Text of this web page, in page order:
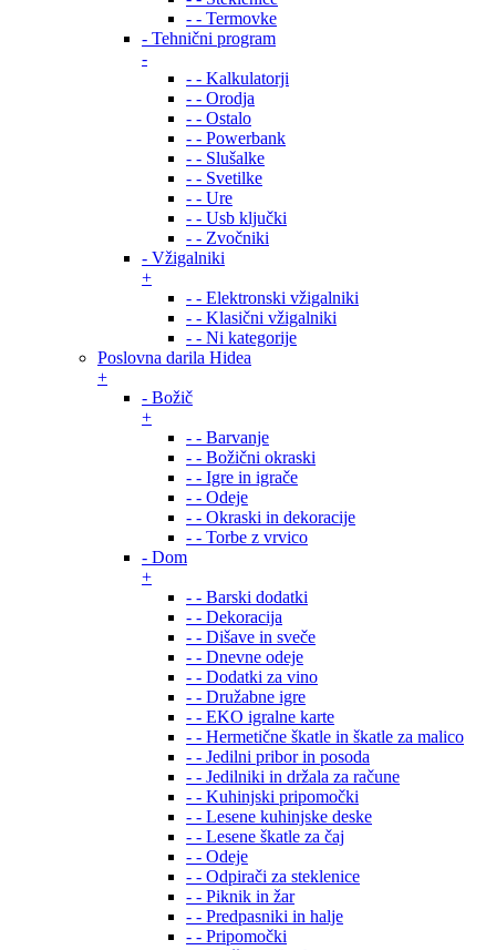
- - Termovke
- Tehnični program
-
- - Kalkulatorji
- - Orodja
- - Ostalo
- - Powerbank
- - Slušalke
- - Svetilke
- - Ure
- - Usb ključki
- - Zvočniki
- Vžigalniki
+
- - Elektronski vžigalniki
- - Klasični vžigalniki
- - Ni kategorije
Poslovna darila Hidea
+
- Božič
+
- - Barvanje
- - Božični okraski
- - Igre in igrače
- - Odeje
- - Okraski in dekoracije
- - Torbe z vrvico
- Dom
+
- - Barski dodatki
- - Dekoracija
- - Dišave in sveče
- - Dnevne odeje
- - Dodatki za vino
- - Družabne igre
- - EKO igralne karte
- - Hermetične škatle in škatle za malico
- - Jedilni pribor in posoda
- - Jedilniki in držala za račune
- - Kuhinjski pripomočki
- - Lesene kuhinjske deske
- - Lesene škatle za čaj
- - Odeje
- - Odpirači za steklenice
- - Piknik in žar
- - Predpasniki in halje
- - Pripomočki